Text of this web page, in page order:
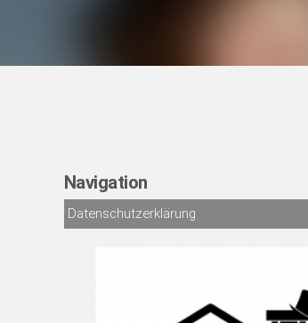
Navigation
Datenschutzerklärung